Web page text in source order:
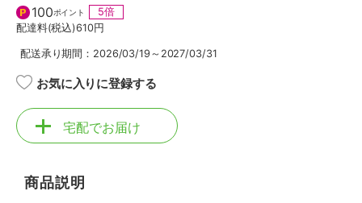
100ポイント
5倍
配達料(税込)610円
配送承り期間：2026/03/19～2027/03/31
お気に入りに登録する
宅配でお届け
商品説明